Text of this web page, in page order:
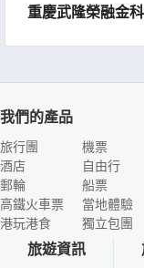
重慶武隆榮融金
我們的產品
旅行團
酒店
郵輪
高鐵火車票
港玩港食
機票
自由行
船票
當地體驗
獨立包團
旅遊資訊